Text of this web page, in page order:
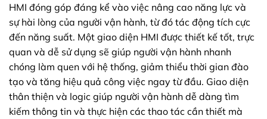
HMI đóng góp đáng kể vào việc nâng cao năng lực và
sự hài lòng của người vận hành, từ đó tác động tích cực
đến năng suất. Một giao diện HMI được thiết kế tốt, trực
quan và dễ sử dụng sẽ giúp người vận hành nhanh
chóng làm quen với hệ thống, giảm thiểu thời gian đào
tạo và tăng hiệu quả công việc ngay từ đầu. Giao diện
thân thiện và logic giúp người vận hành dễ dàng tìm
kiếm thông tin và thực hiện các thao tác cần thiết mà